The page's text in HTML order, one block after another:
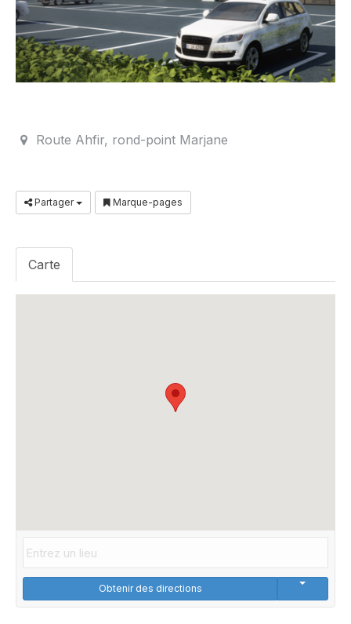
Route Ahfir, rond-point Marjane
Partager Marque-pages
Carte
Obtenir des directions